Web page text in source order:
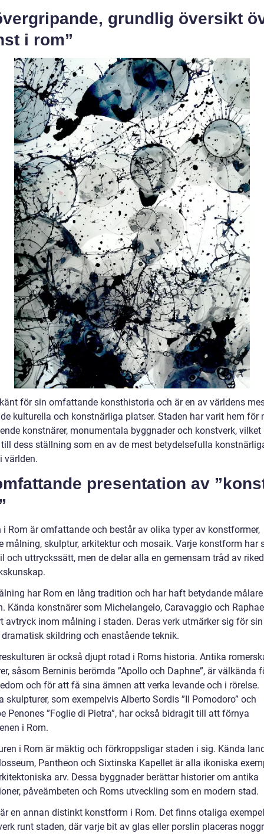
grundlig översikt
i rom”
för sin omfattande konsthistoria och är en av världens
kulturella och konstnärliga platser. Staden har varit hem för
konstnärer, monumentala byggnader och konstverk, vilket
dess ställning som en av de mest betydelsefulla
världen.
presentation av
i Rom är omfattande och består av olika typer av konstformer,
målning, skulptur, arkitektur och mosaik. Varje konstform har
och uttryckssätt, men de delar alla en gemensam tråd av
har Rom en lång tradition och har haft betydande
Kända konstnärer som Michelangelo, Caravaggio och
avtryck inom målning i staden. Deras verk utmärker sig för sin
skildring och enastående teknik.
är också djupt rotad i Roms historia. Antika
såsom Berninis berömda ”Apollo och Daphne”, är välkända
och för att få sina ämnen att verka levande och i rörelse.
skulpturer, som exempelvis Alberto Sordis ”Il Pomodoro” och
Penones ”Foglie di Pietra”, har också bidragit till att förnya
i Rom.
i Rom är mäktig och förkroppsligar staden i sig. Kända
Pantheon och Sixtinska Kapellet är alla ikoniska
arv. Dessa byggnader berättar historier om antika
påveämbeten och Roms utveckling som en modern stad.
en annan distinkt konstform i Rom. Det finns otaliga
runt staden, där varje bit av glas eller porslin placeras